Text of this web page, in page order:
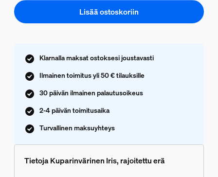
Lisää ostoskoriin
Klarnalla maksat ostoksesi joustavasti
Ilmainen toimitus yli 50 € tilauksille
30 päivän ilmainen palautusoikeus
2-4 päivän toimitusaika
Turvallinen maksuyhteys
Tietoja Kuparinvärinen Iris, rajoitettu erä